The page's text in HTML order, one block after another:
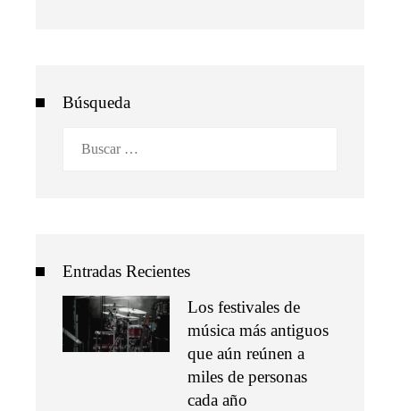
Búsqueda
Entradas Recientes
Los festivales de
música más antiguos
que aún reúnen a
miles de personas
cada año